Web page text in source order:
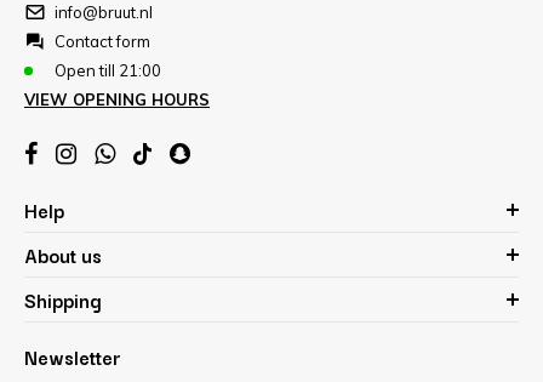
info@bruut.nl
Contact form
Open till 21:00
VIEW OPENING HOURS
Help
About us
Shipping
Newsletter